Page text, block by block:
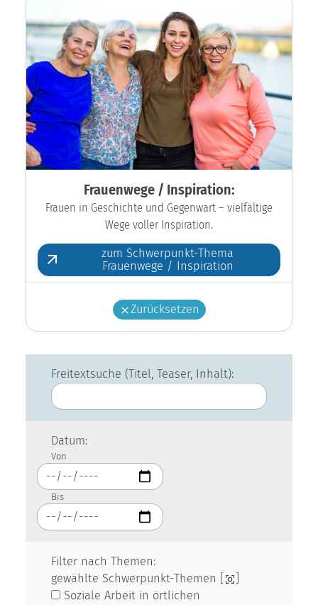
Frauenwege / Inspiration:
Frauen in Geschichte und Gegenwart – vielfältige
Wege voller Inspiration.
zum Schwerpunkt-Thema
Frauenwege / Inspiration
Zurücksetzen
Freitextsuche (Titel, Teaser, Inhalt):
Datum:
Von
Bis
Filter nach Themen:
gewählte Schwerpunkt-Themen [
Soziale Arbeit in örtlichen